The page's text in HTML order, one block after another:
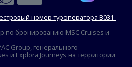
номер туроператора В031-
по бронированию MSC Cruises и
Group, генерального
и Explora Journeys на территории